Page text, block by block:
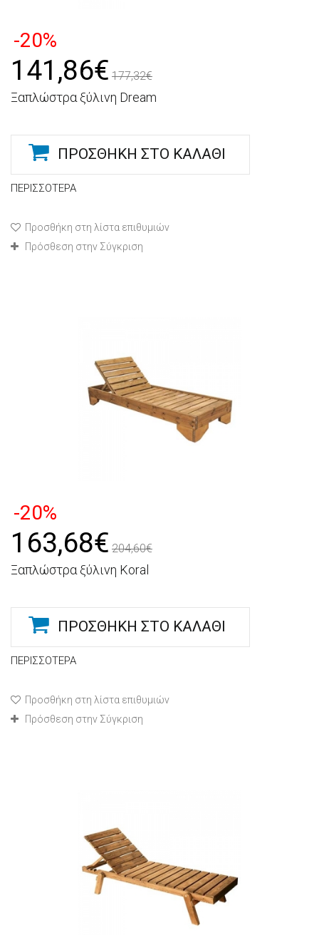
-20%
141,86€ 177,32€
Ξαπλώστρα ξύλινη Dream
ΠΡΟΣΘΉΚΗ ΣΤΟ ΚΑΛΆΘΙ
ΠΕΡΙΣΣΌΤΕΡΑ
Προσθήκη στη λίστα επιθυμιών
Πρόσθεση στην Σύγκριση
-20%
163,68€ 204,60€
Ξαπλώστρα ξύλινη Koral
ΠΡΟΣΘΉΚΗ ΣΤΟ ΚΑΛΆΘΙ
ΠΕΡΙΣΣΌΤΕΡΑ
Προσθήκη στη λίστα επιθυμιών
Πρόσθεση στην Σύγκριση